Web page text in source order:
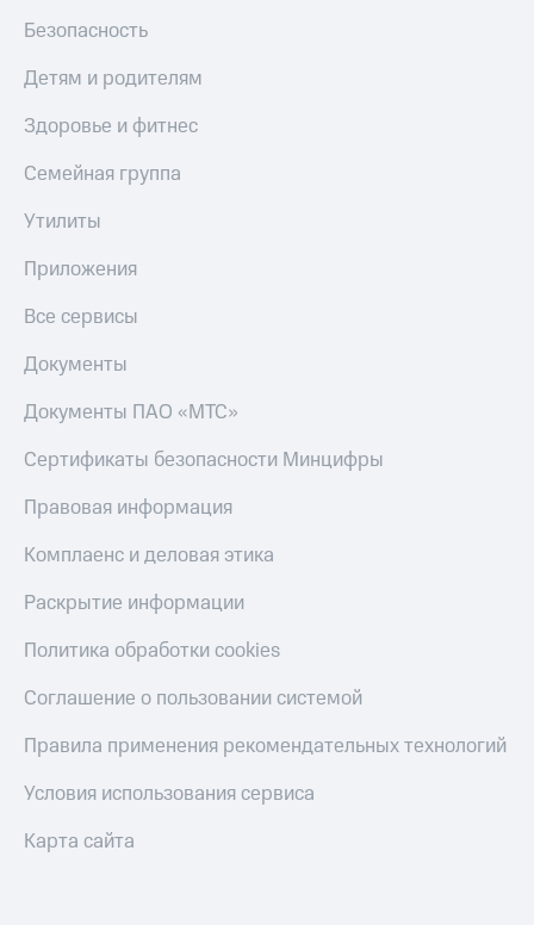
дом
Планшеты
Акции
товары
Безопасность
Детям и родителям
Здоровье и фитнес
Семейная группа
Утилиты
Приложения
Все сервисы
Документы
Документы ПАО «МТС»
Сертификаты безопасности Минцифры
Правовая информация
Комплаенс и деловая этика
Раскрытие информации
Политика обработки cookies
Соглашение о пользовании системой
Правила применения рекомендательных технологий
Условия использования сервиса
Карта сайта